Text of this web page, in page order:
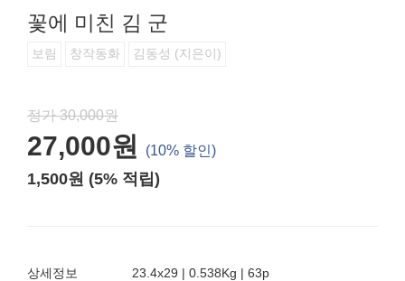
꽃에 미친 김 군
보림 창작동화 김동성 (지은이)
정가 30,000원
27,000원 (10% 할인)
1,500원 (5% 적립)
상세정보 23.4x29 | 0.538Kg | 63p